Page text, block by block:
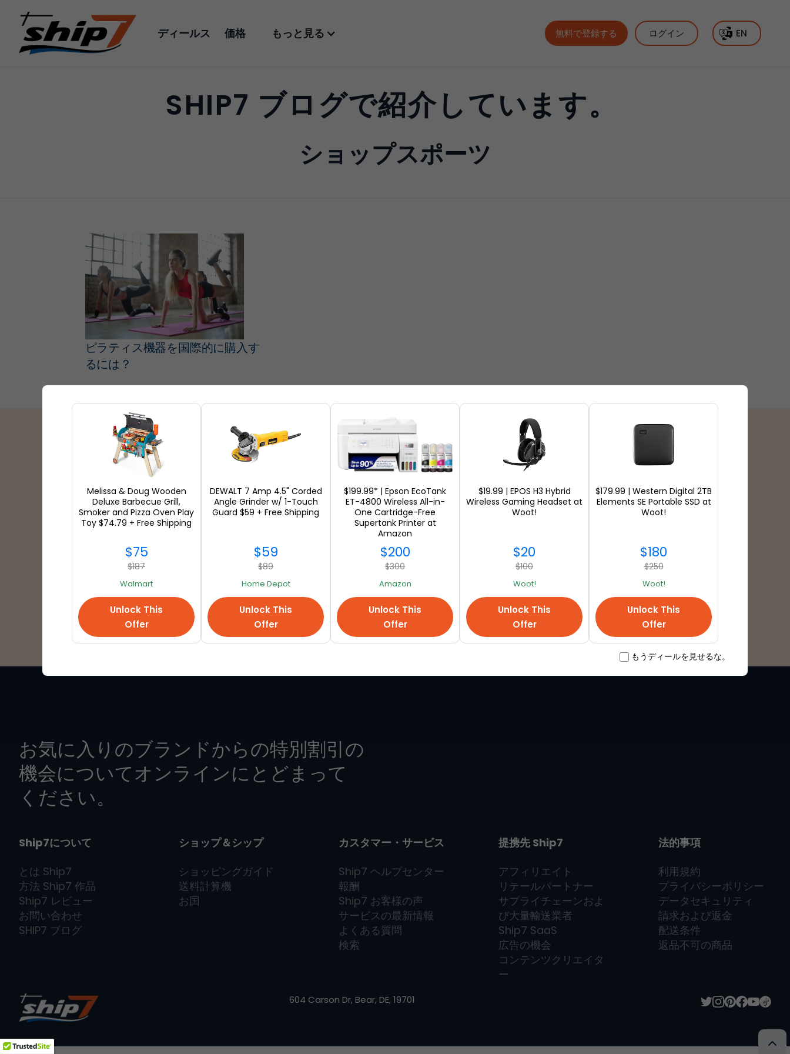
ディールス 価格 もっと見る 無料で登録する ログイン EN
SHIP7 ブログで紹介しています。
ショップスポーツ
ピラティス機器を国際的に購入す
るには？
すべて見る
お気に入りのブランドからの特別割引の
機会についてオンラインにとどまって
ください。
Ship7について
とは Ship7
方法 Ship7 作品
Ship7 レビュー
お問い合わせ
SHIP7 ブログ
ショップ＆シップ
ショッピングガイド
送料計算機
お国
カスタマー・サービス
Ship7 ヘルプセンター
報酬
Ship7 お客様の声
サービスの最新情報
よくある質問
検索
提携先 Ship7
アフィリエイト
リテールパートナー
サプライチェーンおよ
び大量輸送業者
Ship7 SaaS
広告の機会
コンテンツクリエイタ
ー
法的事項
利用規約
プライバシーポリシー
データセキュリティ
請求および返金
配送条件
返品不可の商品
604 Carson Dr, Bear, DE, 19701
Melissa & Doug Wooden
Deluxe Barbecue Grill,
Smoker and Pizza Oven Play
Toy $74.79 + Free Shipping
$75
$187
Walmart
Unlock This
Offer
DEWALT 7 Amp 4.5" Corded
Angle Grinder w/ 1-Touch
Guard $59 + Free Shipping
$59
$89
Home Depot
Unlock This
Offer
$199.99* | Epson EcoTank
ET-4800 Wireless All-in-
One Cartridge-Free
Supertank Printer at
Amazon
$200
$300
Amazon
Unlock This
Offer
$19.99 | EPOS H3 Hybrid
Wireless Gaming Headset at
Woot!
$20
$100
Woot!
Unlock This
Offer
$179.99 | Western Digital 2TB
Elements SE Portable SSD at
Woot!
$180
$250
Woot!
Unlock This
Offer
もうディールを見せるな。